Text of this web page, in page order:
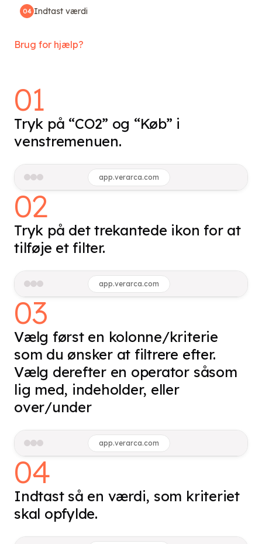
04 Indtast værdi
Brug for hjælp?
01
Tryk på “CO2” og “Køb” i
venstremenuen.
app.verarca.com
02
Tryk på det trekantede ikon for at
tilføje et filter.
app.verarca.com
03
Vælg først en kolonne/kriterie
som du ønsker at filtrere efter.
Vælg derefter en operator såsom
lig med, indeholder, eller
over/under
app.verarca.com
04
Indtast så en værdi, som kriteriet
skal opfylde.